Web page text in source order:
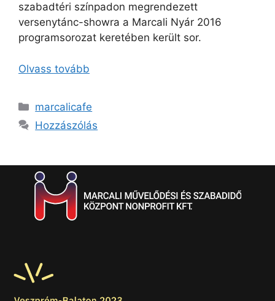
szabadtéri színpadon megrendezett
versenytánc-showra a Marcali Nyár 2016
programsorozat keretében került sor.
Olvass tovább
marcalicafe
Hozzászólás